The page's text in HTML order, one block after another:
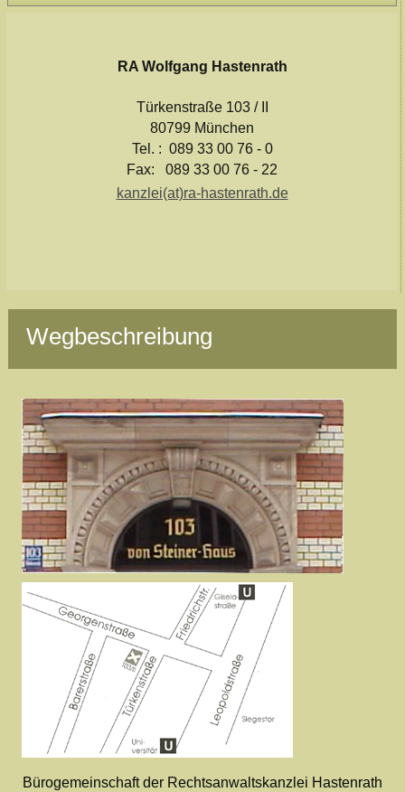
RA Wolfgang Hastenrath
Türkenstraße 103 / II
80799 München
Tel. : 089 33 00 76 - 0
Fax: 089 33 00 76 - 22
kanzlei(at)ra-hastenrath.de
Wegbeschreibung
Bürogemeinschaft der Rechtsanwaltskanzlei Hastenrath